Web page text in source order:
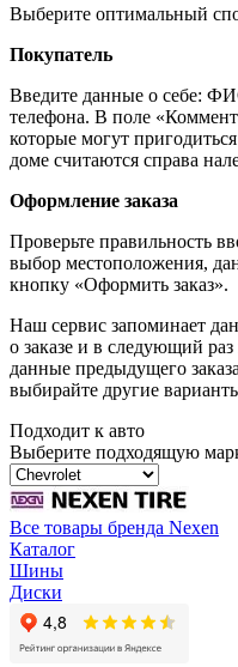
Выберите оптимальный
Покупатель
Введите данные о себе:
телефона. В поле
которые могут
доме считаются справа
Оформление заказа
Проверьте правильность
выбор местоположения,
кнопку «Оформить заказ».
Наш сервис запоминает
о заказе и в следующий
данные предыдущего
выбирайте другие
Подходит к авто
Выберите подходящую
Все товары бренда Nexen
Каталог
Шины
Диски